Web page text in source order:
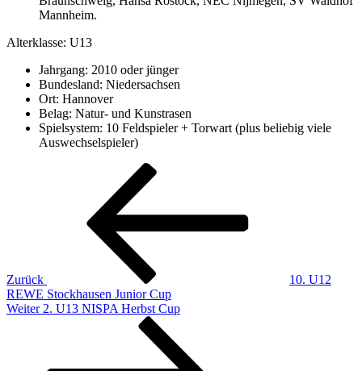
Mannheim.
Alterklasse: U13
Jahrgang: 2010 oder jünger
Bundesland: Niedersachsen
Ort: Hannover
Belag: Natur- und Kunstrasen
Spielsystem: 10 Feldspieler + Torwart (plus beliebig viele
Auswechselspieler)
Beitragsnavigation
Zurück
10. U12
REWE Stockhausen Junior Cup
Nächster
Weiter 2. U13 NISPA Herbst Cup